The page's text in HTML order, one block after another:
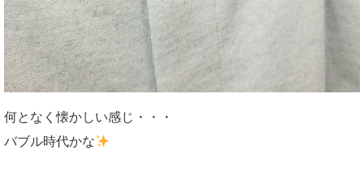
何となく懐かしい感じ・・・
バブル時代かな